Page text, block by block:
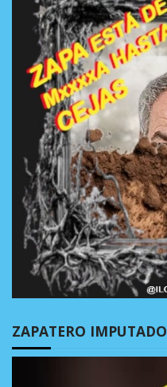
ZAPATERO IMPUTADO